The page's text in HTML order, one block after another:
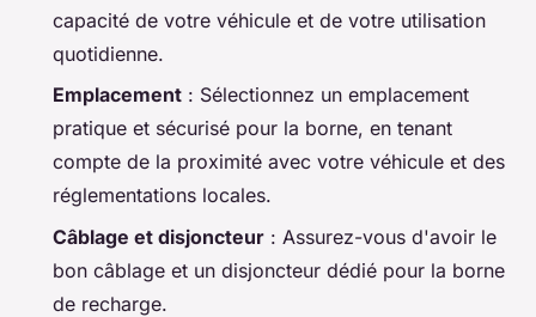
capacité de votre véhicule et de votre utilisation
quotidienne.
Emplacement : Sélectionnez un emplacement
pratique et sécurisé pour la borne, en tenant
compte de la proximité avec votre véhicule et des
réglementations locales.
Câblage et disjoncteur : Assurez-vous d'avoir le
bon câblage et un disjoncteur dédié pour la borne
de recharge.